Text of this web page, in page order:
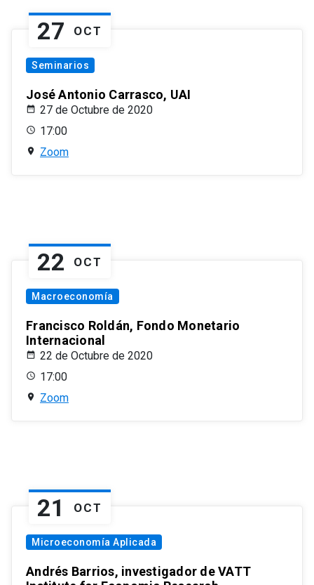
27 OCT
Seminarios
José Antonio Carrasco, UAI
27 de Octubre de 2020
17:00
Zoom
22 OCT
Macroeconomía
Francisco Roldán, Fondo Monetario
Internacional
22 de Octubre de 2020
17:00
Zoom
21 OCT
Microeconomía Aplicada
Andrés Barrios, investigador de VATT